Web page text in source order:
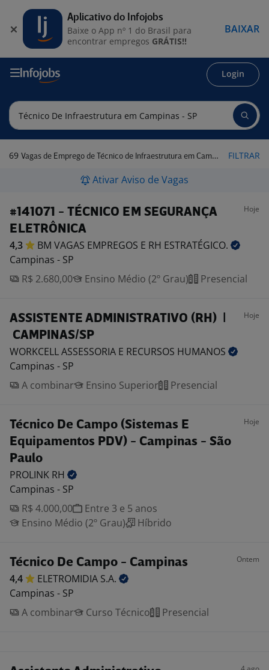
Login
69 Vagas de Emprego de Técnico de Infraestrutura em Campinas - SP FILTRAR
Ativar Aviso de Vagas
#141071 - TÉCNICO EM SEGURANÇA
ELETRÔNICA
Hoje
4,3 BM VAGAS EMPREGOS E RH ESTRATÉGICO.
Campinas - SP
R$ 2.680,00
Ensino Médio (2º Grau) Presencial
ASSISTENTE ADMINISTRATIVO (RH) |
CAMPINAS/SP
Hoje
WORKCELL ASSESSORIA E RECURSOS HUMANOS
Campinas - SP
A combinar
Ensino Superior Presencial
Técnico De Campo (Sistemas E
Equipamentos PDV) - Campinas - São
Paulo
Hoje
PROLINK RH
Campinas - SP
R$ 4.000,00
Entre 3 e 5 anos
Ensino Médio (2º Grau)
Híbrido
Técnico De Campo - Campinas Ontem
4,4 ELETROMIDIA S.A.
Campinas - SP
A combinar
Curso Técnico Presencial
Aplicativo do Infojobs
Baixe o App nº 1 do Brasil para
encontrar empregos GRÁTIS!!
BAIXAR